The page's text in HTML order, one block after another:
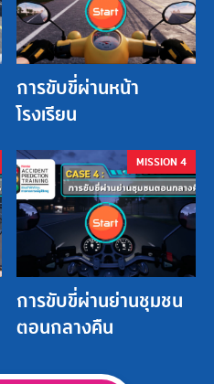
การขับขี่ผ่านหน้า
โรงเรียน
MISSION 4
การขับขี่ผ่านย่านชุมชน
ตอนกลางคืน